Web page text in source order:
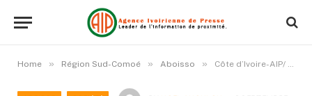
Home » Région Sud-Comoé » Aboisso » Côte d’Ivoire-AIP/ D’Elima aux îles Éhotilé, Adiaké écrit sa légende touristique (Reportage)